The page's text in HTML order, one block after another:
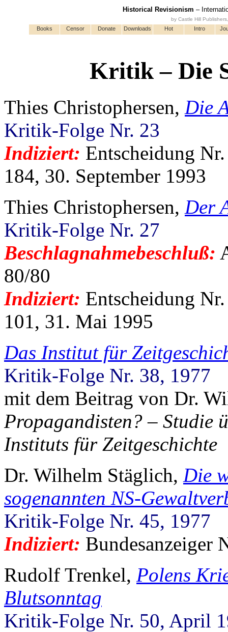
Historical Revisionism –
by Castle Hill
Kritik – Die
Thies Christophersen, Die
Kritik-Folge Nr. 23
Indiziert: Entscheidung
184, 30. September 1993
Thies Christophersen, Der
Kritik-Folge Nr. 27
Beschlagnahmebeschluß:
80/80
Indiziert: Entscheidung
101, 31. Mai 1995
Das Institut für
Kritik-Folge Nr. 38, 1977
mit dem Beitrag von Dr.
Propagandisten? – Studie
Instituts für Zeitgeschichte
Dr. Wilhelm Stäglich, Die
sogenannten NS-
Kritik-Folge Nr. 45, 1977
Indiziert: Bundesanzeiger
Rudolf Trenkel, Polens
Blutsonntag
Kritik-Folge Nr. 50, April
Books Censor Donate Downloads Hot Intro